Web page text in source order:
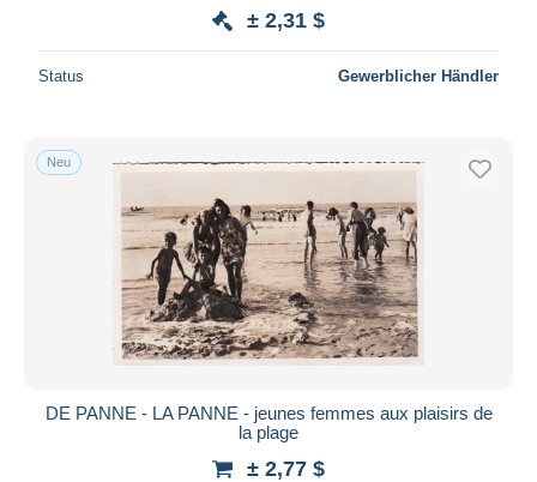
Übernehmen
± 2,31 $
Status Gewerblicher Händler
Neu
DE PANNE - LA PANNE - jeunes femmes aux plaisirs de
la plage
± 2,77 $